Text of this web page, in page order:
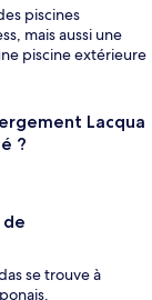
piscines
mais aussi une
piscine extérieure
Lacqua
?
se trouve à